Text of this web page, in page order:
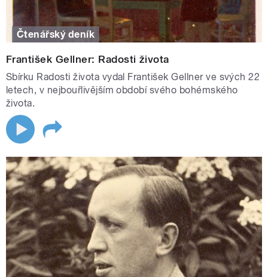
Čtenářský deník
František Gellner: Radosti života
Sbírku Radosti života vydal František Gellner ve svých 22
letech, v nejbouřlivějším období svého bohémského
života.